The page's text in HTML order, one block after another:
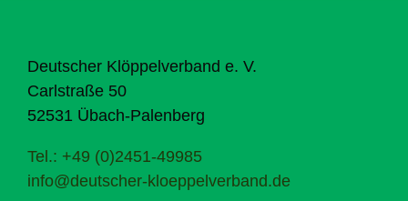
Deutscher Klöppelverband e. V.
Carlstraße 50
52531 Übach-Palenberg
Tel.: +49 (0)2451-49985
info@deutscher-kloeppelverband.de